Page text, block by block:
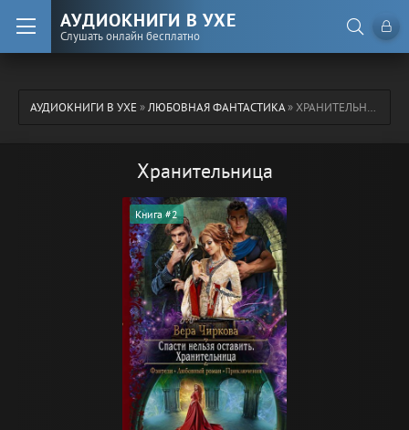
АУДИОКНИГИ В УХЕ
Слушать онлайн бесплатно
АУДИОКНИГИ В УХЕ»ЛЮБОВНАЯ ФАНТАСТИКА» ХРАНИТЕЛЬНИЦА
Хранительница
Книга #2